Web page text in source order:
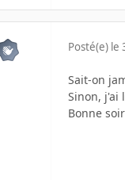
Posté(e) le
Sait-on
Sinon, j'ai
Bonne